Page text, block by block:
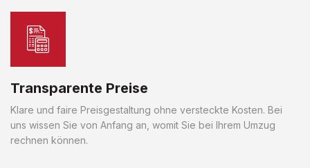
Transparente Preise
Klare und faire Preisgestaltung ohne versteckte Kosten. Bei
uns wissen Sie von Anfang an, womit Sie bei Ihrem Umzug
rechnen können.